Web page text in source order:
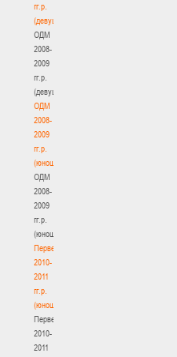
гг.р.
(девушки)
ОДМ
2008-
2009
гг.р.
(девушки)
ОДМ
2008-
2009
гг.р.
(юноши)
ОДМ
2008-
2009
гг.р.
(юноши)
Первенство
2010-
2011
гг.р.
(юноши)
Первенство
2010-
2011